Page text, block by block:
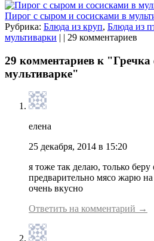
Пирог с сыром и сосисками в
Рубрика: Блюда из круп, Блюда из
мультиварки | | 29 комментариев
29 комментариев к "Гречка
мультиварке"
елена
25 декабря, 2014 в 15:20
я тоже так делаю, только
предварительно мясо жарю
очень вкусно
Ответить на комментарий →